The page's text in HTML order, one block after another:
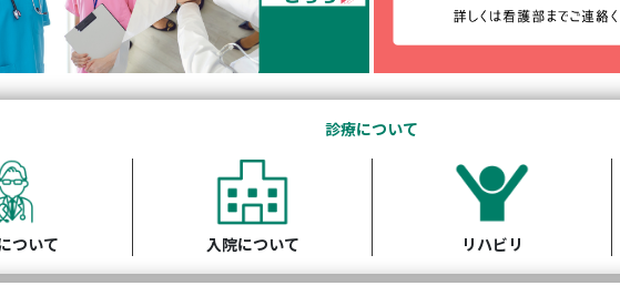
診療について
ついて 入院について リハビリ